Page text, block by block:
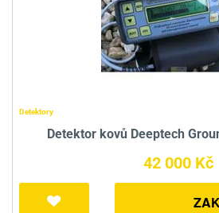
Detektory
Detektor kovů Deeptech
42 000 Kč